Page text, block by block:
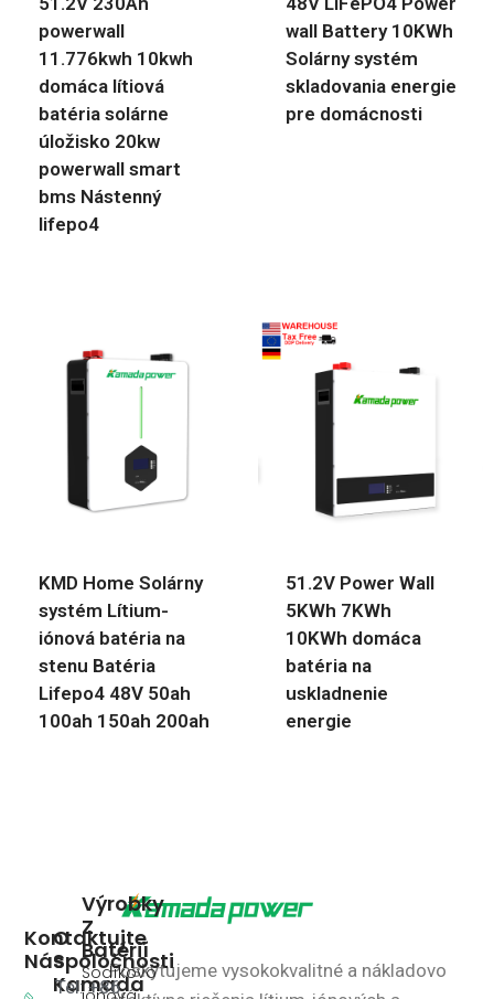
powerwall
11.776kwh 10kwh
domáca lítiová
batéria solárne
úložisko 20kw
powerwall smart
bms Nástenný
lifepo4
wall Battery 10KWh
Solárny systém
skladovania energie
pre domácnosti
KMD Home Solárny
systém Lítium-
iónová batéria na
stenu Batéria
Lifepo4 48V 50ah
100ah 150ah 200ah
51.2V Power Wall
5KWh 7KWh
10KWh domáca
batéria na
uskladnenie
energie
Poskytujeme vysokokvalitné a nákladovo
Výrobky
Z
Batérií
Sodíkovo
O
Spoločnosti
Kamada
Kontaktujte
Nás
Tel: +86